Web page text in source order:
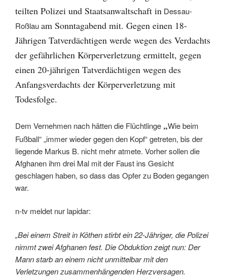
teilten Polizei und Staatsanwaltschaft in Dessau-
Roßlauam Sonntagabend mit. Gegen einen 18-
Jährigen Tatverdächtigen werde wegen des Verdachts
der gefährlichen Körperverletzung ermittelt, gegen
einen 20-jährigen Tatverdächtigen wegen des
Anfangsverdachts der Körperverletzung mit
Todesfolge.
Dem Vernehmen nach hätten die Flüchtlinge „Wie beim
Fußball“ „immer wieder gegen den Kopf“ getreten, bis der
liegende Markus B. nicht mehr atmete. Vorher sollen die
Afghanen ihm drei Mal mit der Faust ins Gesicht
geschlagen haben, so dass das Opfer zu Boden gegangen
war.
n-tv meldet nur lapidar:
„Bei einem Streit in Köthen stirbt ein 22-Jähriger, die Polizei
nimmt zwei Afghanen fest. Die Obduktion zeigt nun: Der
Mann starb an einem nicht unmittelbar mit den
Verletzungen zusammenhängenden Herzversagen.